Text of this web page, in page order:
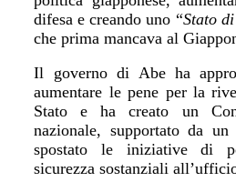
difesa e creando uno “Stato
che prima mancava al
Il governo di Abe ha
aumentare le pene per la
Stato e ha creato un
nazionale, supportato da un
spostato le iniziative di
sicurezza sostanziali all’